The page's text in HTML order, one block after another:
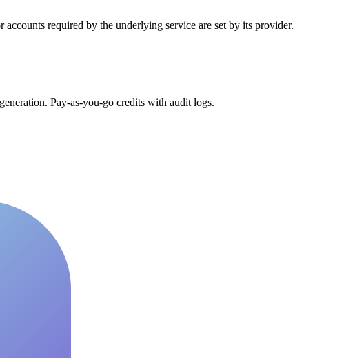
required by the underlying service are set by its provider.
Pay-as-you-go credits with audit logs.